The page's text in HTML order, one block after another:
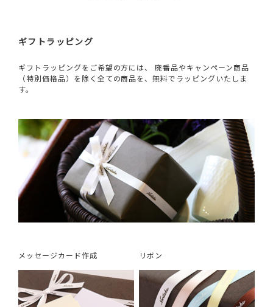
ギフトラッピング
ギフトラッピングをご希望の方には、 廃番品やキャンペーン商品
（特別価格品）を除く全ての商品を、無料でラッピングいたしま
す。
メッセージカード作成 リボン